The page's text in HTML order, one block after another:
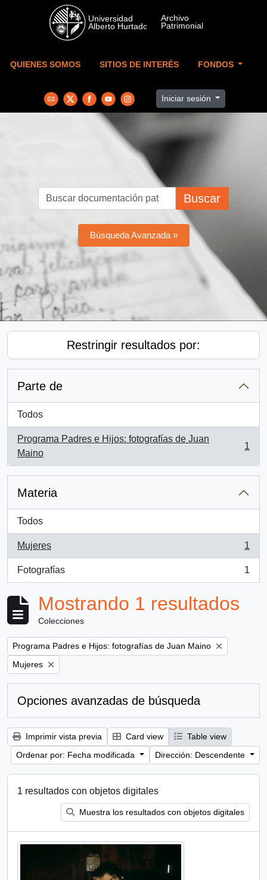
Skip to main content
QUIENES SOMOS SITIOS DE INTERÉS FONDOS
Iniciar sesión
Buscar
Búsqueda Avanzada »
Restringir resultados por:
Parte de
Todos
Programa Padres e Hijos: fotografías de Juan
Maino
, 1 resultados
1
Materia
Todos
Mujeres
, 1 resultados
1
Fotografías
, 1 resultados
1
Mostrando 1 resultados
Colecciones
Remove filter:
Programa Padres e Hijos: fotografías de Juan Maino
Remove filter:
Mujeres
Opciones avanzadas de búsqueda
Imprimir vista previa Card view
Table view
Ordenar por: Fecha modificada
Dirección: Descendente
1 resultados con objetos digitales
Muestra los resultados con objetos digitales